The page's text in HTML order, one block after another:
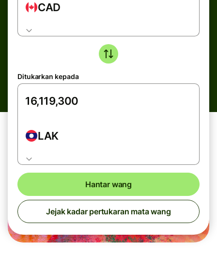
CAD
Ditukarkan kepada
LAK
Hantar wang
Jejak kadar pertukaran mata wang